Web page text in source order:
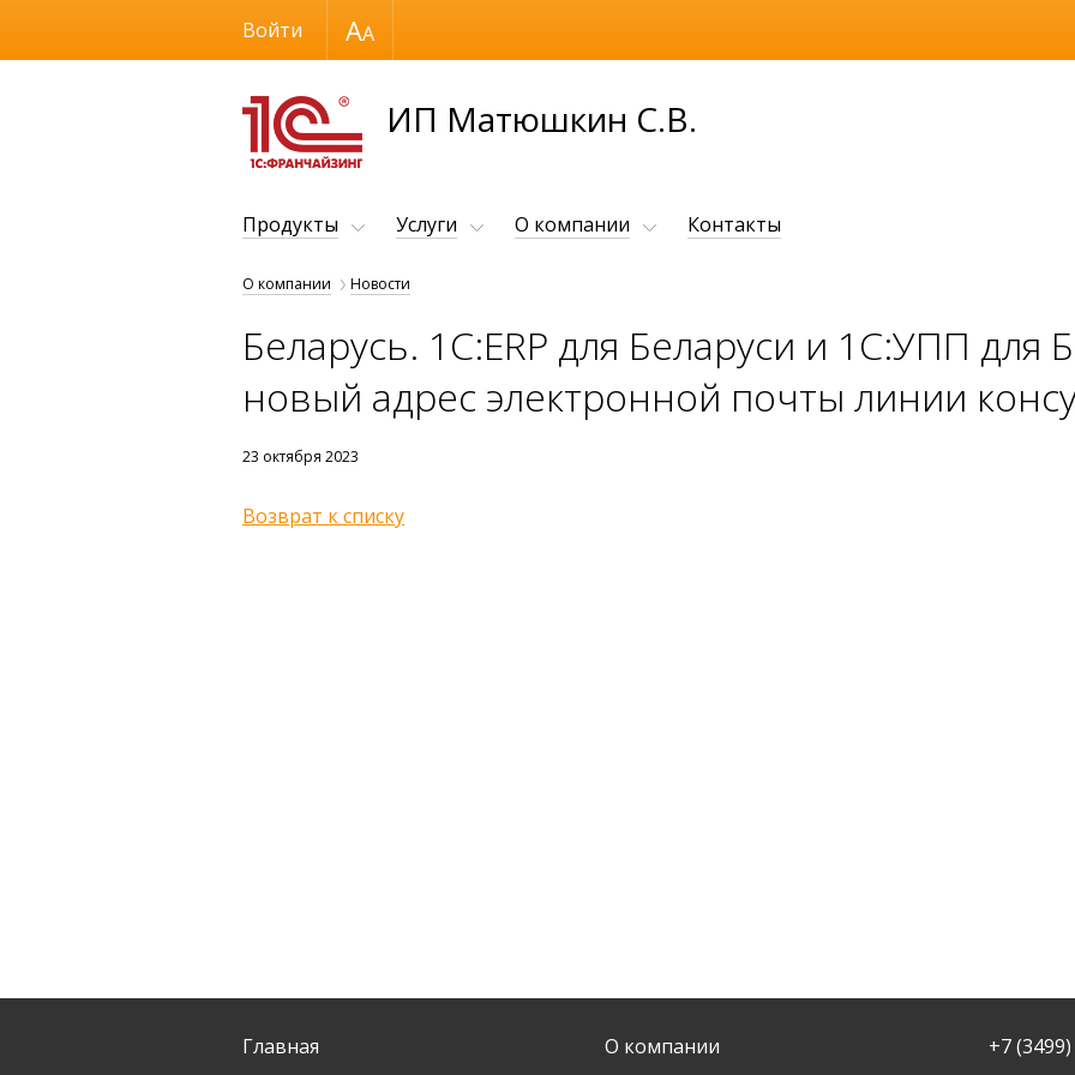
Размер шрифта
ИП Матюшкин С.В.
Войти
Продукты Услуги О компании Контакты
О компании Новости
Беларусь. 1C:ERP для Беларуси и 1С:УПП для
новый адрес электронной почты линии
23 октября 2023
Возврат к списку
Главная
О компании
+7